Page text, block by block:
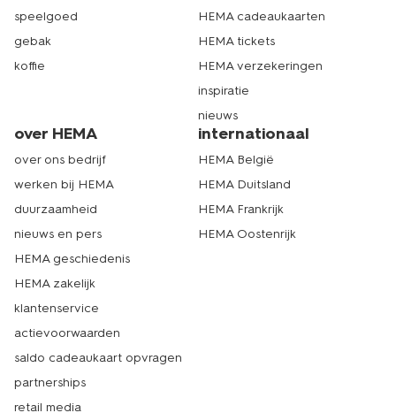
speelgoed
gebak
koffie
HEMA cadeaukaarten
HEMA tickets
HEMA verzekeringen
inspiratie
nieuws
over HEMA
over ons bedrijf
werken bij HEMA
duurzaamheid
nieuws en pers
HEMA geschiedenis
HEMA zakelijk
klantenservice
actievoorwaarden
saldo cadeaukaart opvragen
partnerships
retail media
internationaal
HEMA België
HEMA Duitsland
HEMA Frankrijk
HEMA Oostenrijk